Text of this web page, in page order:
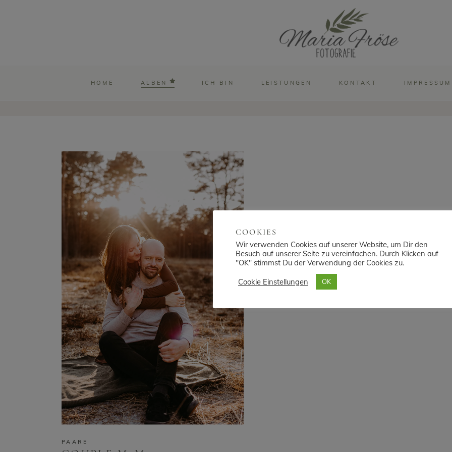
HOME ALBEN ICH BIN LEISTUNGEN KONTAKT IMPRESSUM
PAARE
COOKIES
Wir verwenden Cookies auf unserer Website, um Dir den
Besuch auf unserer Seite zu vereinfachen. Durch Klicken auf
"OK" stimmst Du der Verwendung der Cookies zu.
Cookie Einstellungen
OK